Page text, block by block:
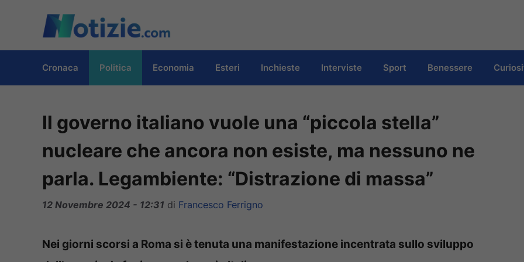
contenuto
Cronaca Politica Economia Esteri Inchieste Interviste Sport Benessere
Il governo italiano vuole una “piccola stella”
nucleare che ancora non esiste, ma nessuno ne
parla. Legambiente: “Distrazione di massa”
12 Novembre 2024 - 12:31 di Francesco Ferrigno
Nei giorni scorsi a Roma si è tenuta una manifestazione incentrata sullo sviluppo